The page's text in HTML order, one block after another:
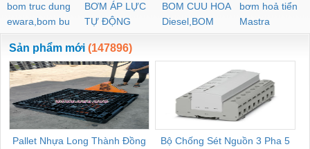
bom truc dung
ewara,bom bu
ewara
BƠM ÁP LỰC
TỰ ĐỘNG
BOM CUU HOA
Diesel,BOM
CHUA CHAY
bơm hoả tiển
Mastra
Sản phẩm mới (147896)
Pallet Nhựa Long Thành Đồng
Bộ Chống Sét Nguồn 3 Pha 5